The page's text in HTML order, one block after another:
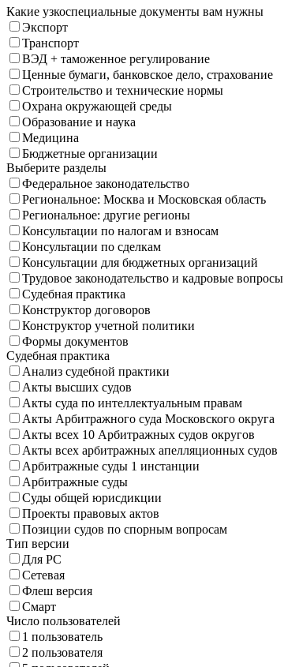
Какие узкоспециальные документы вам нужны
Экспорт
Транспорт
ВЭД + таможенное регулирование
Ценные бумаги, банковское дело, страхование
Строительство и технические нормы
Охрана окружающей среды
Образование и наука
Медицина
Бюджетные организации
Выберите разделы
Федеральное законодательство
Региональное: Москва и Московская область
Региональное: другие регионы
Консультации по налогам и взносам
Консультации по сделкам
Консультации для бюджетных организаций
Трудовое законодательство и кадровые вопросы
Судебная практика
Конструктор договоров
Конструктор учетной политики
Формы документов
Судебная практика
Анализ судебной практики
Акты высших судов
Акты суда по интеллектуальным правам
Акты Арбитражного суда Московского округа
Акты всех 10 Арбитражных судов округов
Акты всех арбитражных апелляционных судов
Арбитражные суды 1 инстанции
Арбитражные суды
Суды общей юрисдикции
Проекты правовых актов
Позиции судов по спорным вопросам
Тип версии
Для PC
Сетевая
Флеш версия
Смарт
Число пользователей
1 пользователь
2 пользователя